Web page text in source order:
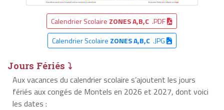
Calendrier Scolaire ZONES A,B,C .PDF
Calendrier Scolaire ZONES A,B,C.JPG
Jours Fériés ⤵
Aux vacances du calendrier scolaire s’ajoutent les jours
fériés aux congés de Montels en 2026 et 2027, dont voici
les dates :